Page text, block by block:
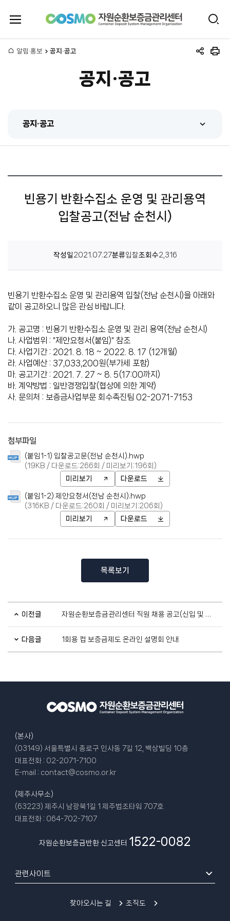
자
보
금
관
터
전
체
메
뉴
검
공지·공고
공지·공고
간행물
홈
알림·홍보 공지·공고
공
인
공지·공고
빈용기 반환수집소 운영 및 관리용역
입찰공고(전남 순천시)
작성일 2021.07.27분류입찰조회수2,316
빈용기 반환수집소 운영 및 관리용역 입찰(전남 순천시)을 아래와
같이 공고하오니 많은 관심 바랍니다.
가. 공고명 : 빈용기 반환수집소 운영 및 관리 용역(전남 순천시)
나. 사업범위 : "제안요청서(붙임)" 참조
다. 사업기간 : 2021. 8. 18 ~ 2022. 8. 17 (12개월)
라. 사업예산 : 37,033,200원(부가세 포함)
마. 공고기간 : 2021. 7. 27 ~ 8. 5(17:00까지)
바. 계약방법 : 일반경쟁입찰(협상에 의한 계약)
사. 문의처 : 보증금사업부문 회수촉진팀 02-2071-7153
첨부파일
(붙임1-1) 입찰공고문(전남 순천시).hwp
(19KB / 다운로드:266회 / 미리보기:196회)
미리보기
다운로드
(붙임1-2) 제안요청서(전남 순천시).hwp
(316KB / 다운로드:260회 / 미리보기:206회)
미리보기
다운로드
목록보기
이전글 자원순환보증금관리센터 직원 채용 공고(신입 및 경력)
다음글 1회용 컵 보증금제도 온라인 설명회 안내
(본사)
(03149) 서울특별시 종로구 인사동 7길 12, 백상빌딩 10층
대표전화 : 02-2071-7100
E-mail : contact@cosmo.or.kr
(제주사무소)
(63223) 제주시 남광북1길 1 제주법조타워 707호
대표전화 : 064-702-7107
자원순환보증금반환 신고센터 1522-0082
관련사이트
찾아오시는 길 조직도